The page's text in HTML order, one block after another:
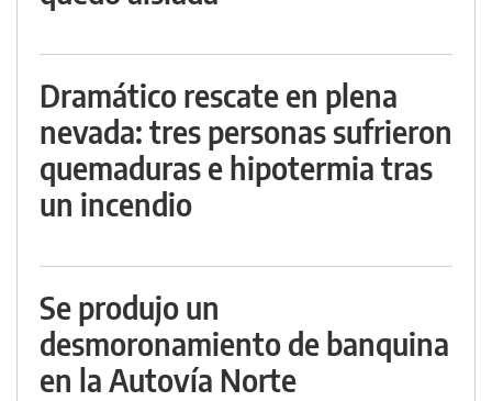
Dramático rescate en plena
nevada: tres personas sufrieron
quemaduras e hipotermia tras
un incendio
Se produjo un
desmoronamiento de banquina
en la Autovía Norte